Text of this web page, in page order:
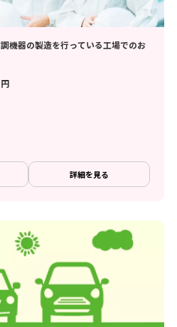
機器の製造を行っている工場でのお
円
詳細を見る